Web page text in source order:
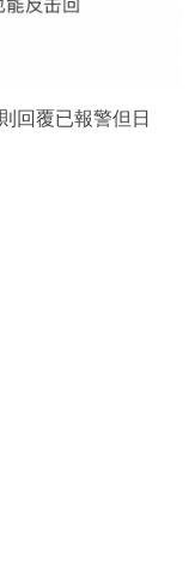
回覆已報警但日